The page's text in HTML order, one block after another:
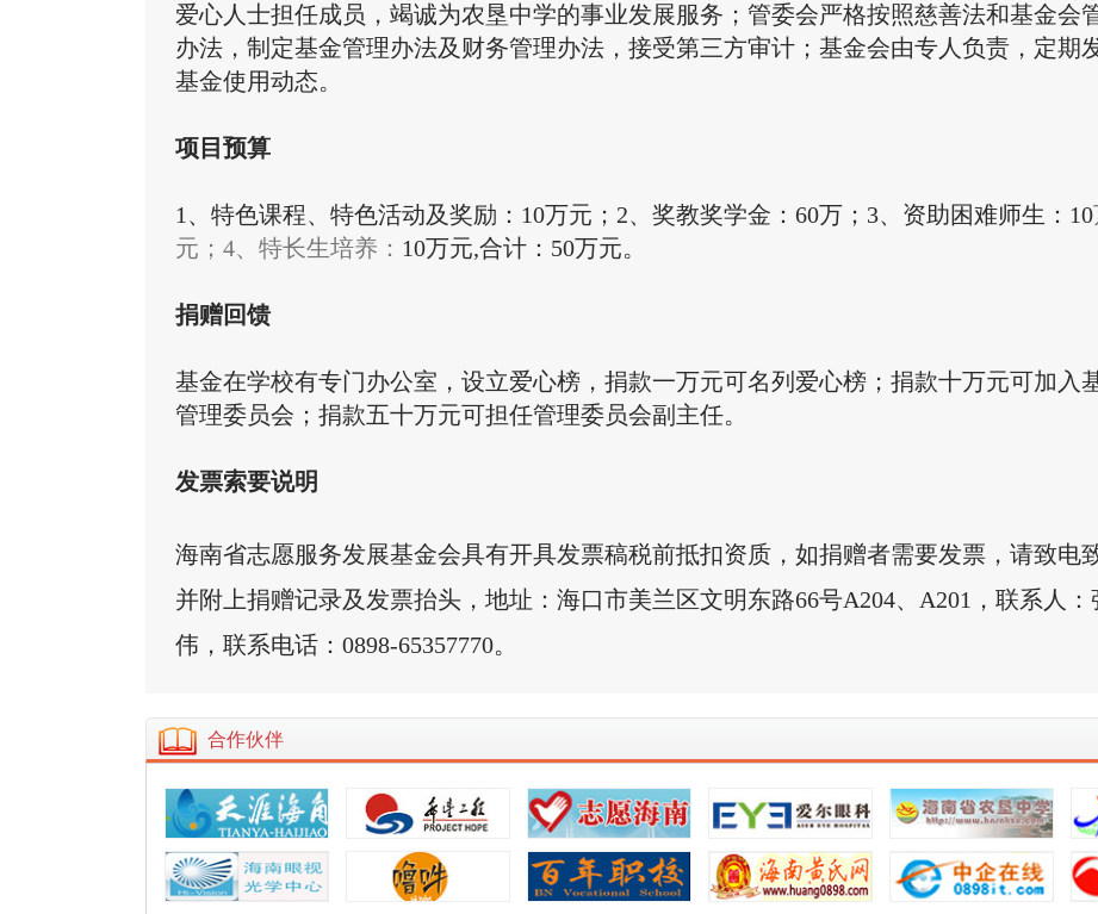
爱心人士担任成员，竭诚为农垦中学的事业发展服务；管委会严格按照慈善法和基金会
办法，制定基金管理办法及财务管理办法，接受第三方审计；基金会由专人负责，定期
基金使用动态。
项目预算
1、 特色课程、特色活动及奖励： 10万元；2、奖教奖学金： 60万；3、资助困难师生：10
元； 4、特长生培养： 10万元,合计： 50万元。
捐赠回馈
基金在学校有专门办公室，设立爱心榜，捐款一万元可名列爱心榜；捐款十万元可加入
管理委员会；捐款五十万元可担任管理委员会副主任。
发票索要说明
海南省志愿服务发展基金会具有开具发票稿税前抵扣资质，如捐赠者需要发票，请致电
并附上捐赠记录及发票抬头，地址：海口市美兰区文明东路66号A204、A201 ，联系人：
伟 ，联系电话： 0898-65357770。
合作伙伴